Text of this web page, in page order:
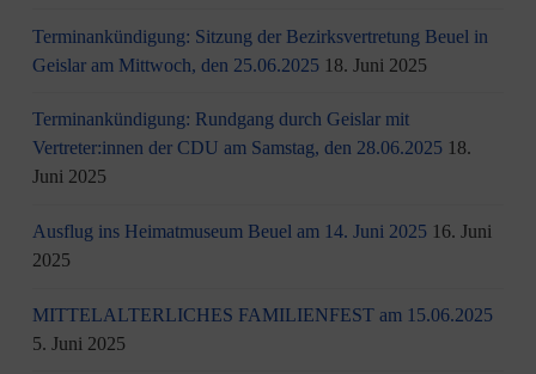
Terminankündigung: Sitzung der Bezirksvertretung Beuel in
Geislar am Mittwoch, den 25.06.2025 18. Juni 2025
Terminankündigung: Rundgang durch Geislar mit
Vertreter:innen der CDU am Samstag, den 28.06.2025 18.
Juni 2025
Ausflug ins Heimatmuseum Beuel am 14. Juni 2025 16. Juni
2025
MITTELALTERLICHES FAMILIENFEST am 15.06.2025
5. Juni 2025